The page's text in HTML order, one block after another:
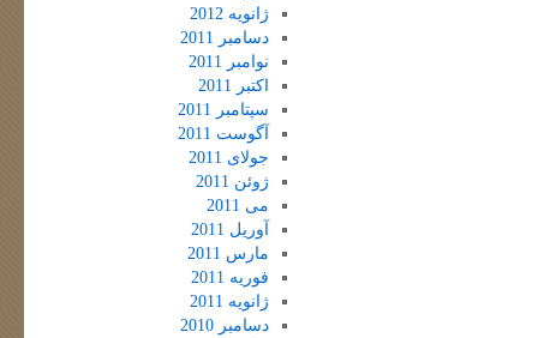
ژانویه 2012
دسامبر 2011
نوامبر 2011
اکتبر 2011
سپتامبر 2011
آگوست 2011
جولای 2011
ژوئن 2011
می 2011
آوریل 2011
مارس 2011
فوریه 2011
ژانویه 2011
دسامبر 2010